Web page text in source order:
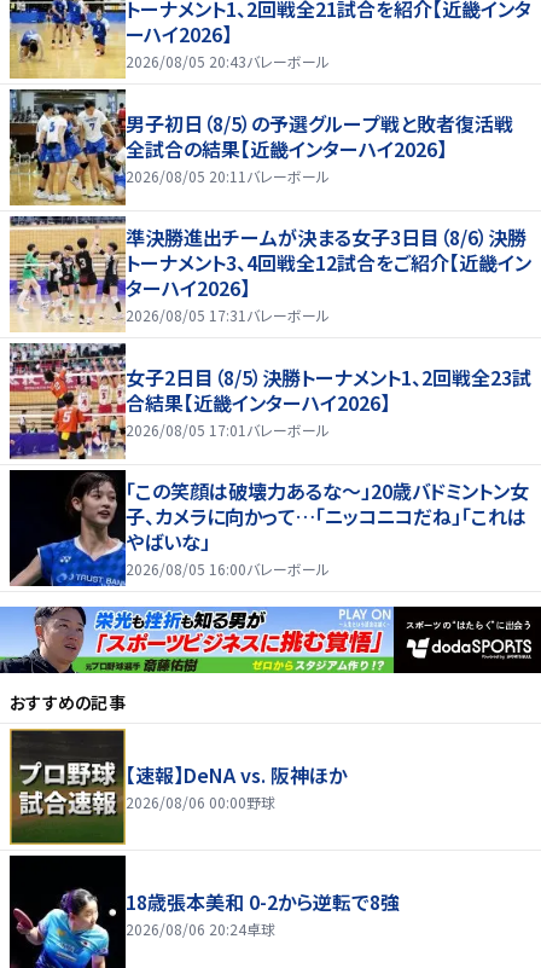
トーナメント1、2回戦全21試合を紹介【近畿インタ
ーハイ2026】
2026/08/05 20:43バレーボール
男子初日（8/5）の予選グループ戦と敗者復活戦
全試合の結果【近畿インターハイ2026】
2026/08/05 20:11 バレーボール
準決勝進出チームが決まる女子3日目（8/6）決勝
トーナメント3、4回戦全12試合をご紹介【近畿イン
ターハイ2026】
2026/08/05 17:31 バレーボール
女子2日目（8/5）決勝トーナメント1、2回戦全23試
合結果【近畿インターハイ2026】
2026/08/05 17:01 バレーボール
「この笑顔は破壊力あるな〜」20歳バドミントン女
子、カメラに向かって…「ニッコニコだね」「これは
やばいな」
2026/08/05 16:00バレーボール
おすすめの記事
【速報】DeNA vs. 阪神ほか
2026/08/06 00:00野球
18歳張本美和 0-2から逆転で8強
2026/08/06 20:24卓球